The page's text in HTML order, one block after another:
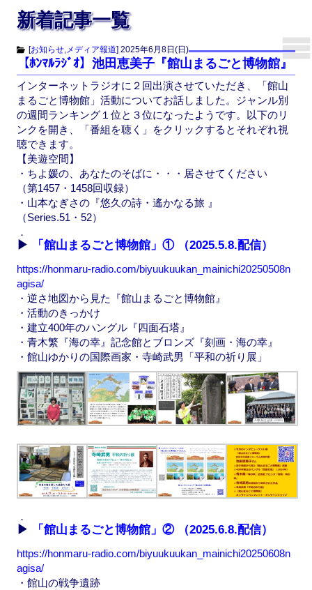
新着記事一覧
[お知らせ,メディア報道] 2025年6月8日(日)
【ﾎﾝﾏﾙﾗｼﾞｵ】池田恵美子『館山まるごと博物館』
インターネットラジオに２回出演させていただき、「館山
まるごと博物館」活動についてお話しました。ジャンル別
の週間ランキング１位と３位になったようです。以下のリ
ンクを開き、「番組を聴く」をクリックするとそれぞれ視
聴できます。
【美遊空間】
・ちよ媛の、あなたのそばに・・・居させてください
（第1457・1458回収録）
・山本なぎさの『悠久の詩・遙かなる旅 』
（Series.51・52）
．
▶ 「館山まるごと博物館」①（2025.5.8.配信）
https://honmaru-radio.com/biyuukuukan_mainichi20250508n
agisa/
・逆さ地図から見た『館山まるごと博物館』
・活動のきっかけ
・建立400年のハングル『四面石塔』
・青木繁『海の幸』記念館とブロンズ『刻画・海の幸』
・館山ゆかりの国際画家・寺崎武男「平和の祈り展」
．
▶ 「館山まるごと博物館」②（2025.6.8.配信）
https://honmaru-radio.com/biyuukuukan_mainichi20250608n
agisa/
・館山の戦争遺跡